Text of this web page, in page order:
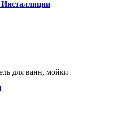
Инсталляции
для ванн, мойки